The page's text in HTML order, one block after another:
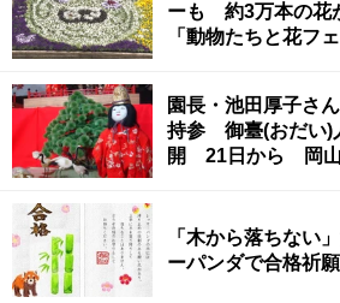
ーも 約3万本の花
「動物たちと花フ
園長・池田厚子さ
持参 御臺(おだい)
開 21日から 岡山
「木から落ちない